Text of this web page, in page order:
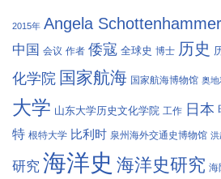
2015年 Angela Schottenhammer
中国 会议 作者 倭寇 全球史 博士 历史
化学院 国家航海 国家航海博物馆 奥地
大学 山东大学历史文化学院 工作 日本
特 根特大学 比利时 泉州海外交通史博物馆 洪
研究 海洋史 海洋史研究 海